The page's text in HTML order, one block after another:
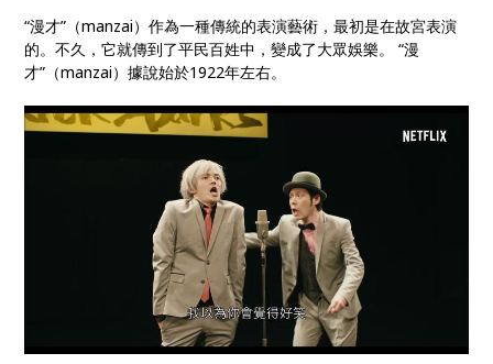
“漫才”（manzai）作為一種傳統的表演藝術，最初是在故宮表演
的。不久，它就傳到了平民百姓中，變成了大眾娛樂。 “漫
才”（manzai）據說始於1922年左右。